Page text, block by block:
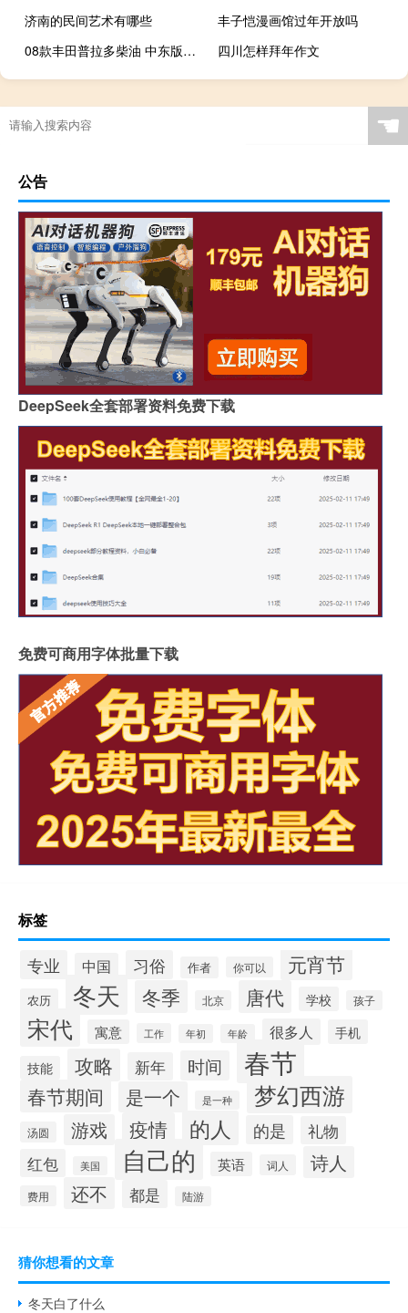
济南的民间艺术有哪些
丰子恺漫画馆过年开放吗
08款丰田普拉多柴油 中东版柴油普拉多
四川怎样拜年作文
☚
公告
DeepSeek全套部署资料免费下载
免费可商用字体批量下载
标签
专业 中国 习俗 作者 你可以 元宵节
农历 冬天 冬季 北京 唐代 学校 孩子
宋代 寓意 工作 年初 年龄 很多人 手机
技能 攻略 新年 时间 春节
春节期间 是一个 是一种 梦幻西游
汤圆 游戏 疫情 的人 的是
礼物
红包
美国 自己的 英语 词人 诗人
费用 还不 都是 陆游
猜你想看的文章
冬天白了什么